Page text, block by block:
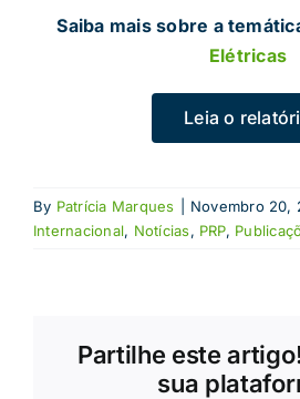
Saiba mais sobre a
Elétricas
Leia o
By Patrícia Marques Novembro 20,
Internacional, Notícias, PRP,
Partilhe este
sua